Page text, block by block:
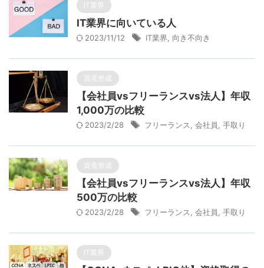
IT業界
IT業界に向いている人
2023/11/12 IT業界 向き不向き
資産形成
【会社員vsフリーランスvs法人】年収
1,000万の比較
2023/2/28 フリーランス 会社員 手取り
資産形成
【会社員vsフリーランスvs法人】年収
500万の比較
2023/2/28 フリーランス 会社員 手取り
IT業界